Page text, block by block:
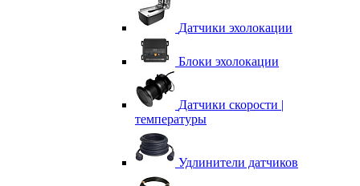
Датчики эхолокации
Блоки эхолокации
Датчики скорости |
температуры
Удлинители датчиков